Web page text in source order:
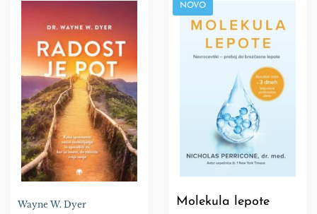
Wayne W. Dyer
NOVO
Molekula lepote